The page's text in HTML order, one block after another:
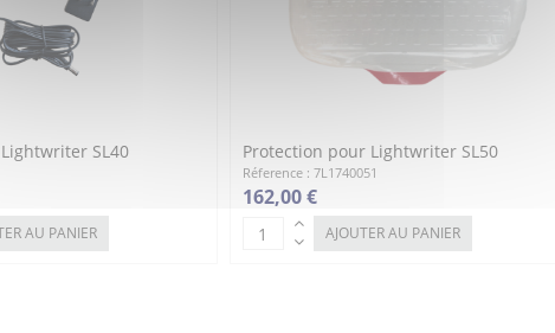
SL40
AU PANIER
Protection pour Lightwriter SL50
Réference : 7L1740051
162,00 €
AJOUTER AU PANIER